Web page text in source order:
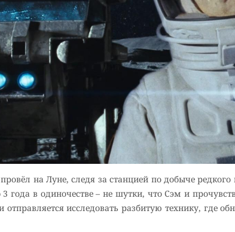
на Луне, следя за станцией по добыче
года в одиночестве – не шутки, что Сэм и
исследовать разбитую технику, где